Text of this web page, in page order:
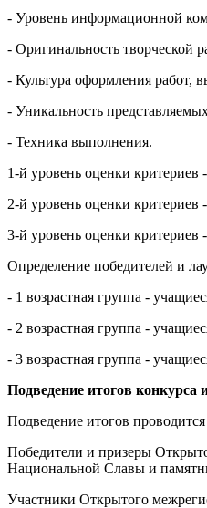
- Уровень информационной
- Оригинальность творческой
- Культура оформления работ,
- Уникальность
- Техника выполнения.
1-й уровень оценки критериев
2-й уровень оценки критериев
3-й уровень оценки критериев
Определение победителей и
- 1 возрастная группа -
- 2 возрастная группа -
- 3 возрастная группа -
Подведение итогов конкурса
Подведение итогов
Победители и призеры
Национальной Славы и
Участники Открытого